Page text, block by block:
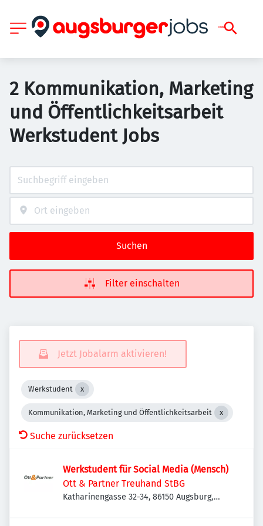
2 Kommunikation, Marketing
und Öffentlichkeitsarbeit
Werkstudent Jobs
Suchen
Filter einschalten
Jetzt Jobalarm aktivieren!
Werkstudent
Kommunikation, Marketing und Öffentlichkeitsarbeit
Suche zurücksetzen
Werkstudent für Social Media (Mensch)
Ott & Partner Treuhand StBG
Katharinengasse 32-34, 86150 Augsburg,